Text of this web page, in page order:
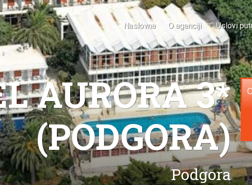
Naslovna O agenciji Uslovi
AURORA 3*
(PODGORA)
Podgora